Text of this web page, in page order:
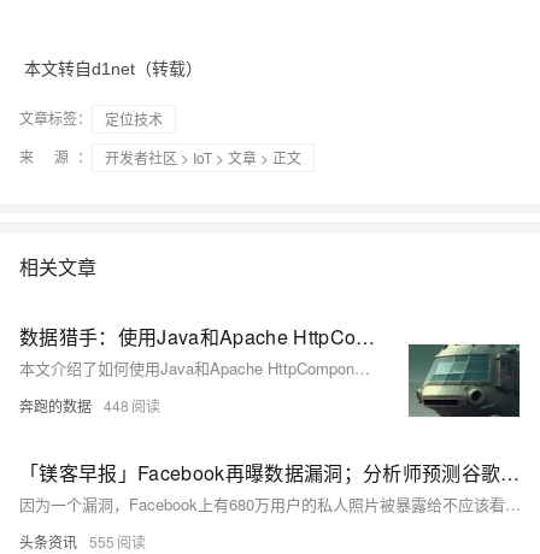
本文转自d1net（转载）
文章标签：
定位技术
来 源：
开发者社区 > IoT > 文章 > 正文
相关文章
数据猎手：使用Java和Apache HttpComponents库下载Facebook图像
本文介绍了如何使用Java和Apache HttpComponents库从Facebook获取图像数据。通过设置爬虫代理IP以避免限制，利用HttpClient发送请求，解析HTML找到图像链接，然后下载并保存图片。提供的Java代码示例展示了实现过程，包括创建代理配置、线程池，以及下载图片的逻辑。注意，实际应用需根据Facebook页面结构进行调整。
奔跑的数据 448
「镁客早报」Facebook再曝数据漏洞；分析师预测谷歌亚马逊明年将推出AirPods竞品
因为一个漏洞，Facebook上有680万用户的私人照片被暴露给不应该看到它们的应用程序。
头条资讯 555